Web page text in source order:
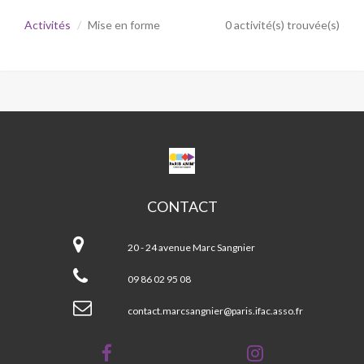
Activités Mise en forme 0 activité(s) trouvée(s)
CPA
MARC
CONTACT
Marc
Sangnier
20 - 24 avenue Marc Sangnier
09 86 02 95 08
contact.marcsangnier@paris.ifac.asso.fr